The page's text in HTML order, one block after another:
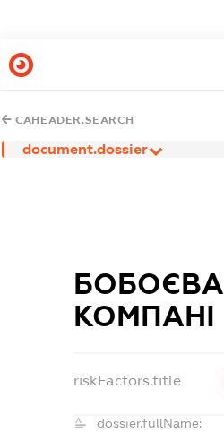
CAHEADER.SEARCH
document.dossier
БОБОЄВА
КОМПАНІ
riskFactors.title
dossier.fullName: